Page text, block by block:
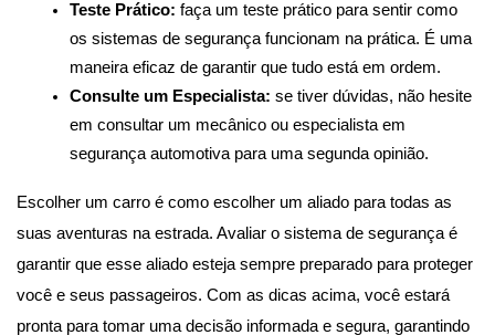
Teste Prático: faça um teste prático para sentir como
os sistemas de segurança funcionam na prática. É uma
maneira eficaz de garantir que tudo está em ordem.
Consulte um Especialista: se tiver dúvidas, não hesite
em consultar um mecânico ou especialista em
segurança automotiva para uma segunda opinião.
Escolher um carro é como escolher um aliado para todas as
suas aventuras na estrada. Avaliar o sistema de segurança é
garantir que esse aliado esteja sempre preparado para proteger
você e seus passageiros. Com as dicas acima, você estará
pronta para tomar uma decisão informada e segura, garantindo